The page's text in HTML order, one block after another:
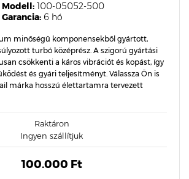
Garancia: 6 hó
Modell: 100-05052-500
minőségű komponensekből gyártott,
turbó középrész. A szigorú gyártási
csökkenti a káros vibrációt és kopást, így
és gyári teljesítményt. Válassza Ön is
márka hosszú élettartamra tervezett
Raktáron
Ingyen szállítjuk
100.000 Ft